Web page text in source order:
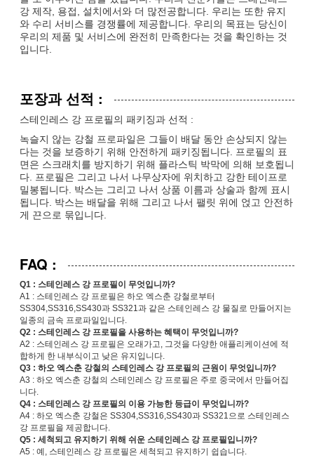
강 제작, 용접, 설치에서와 더 많전공합니다. 우리는 또한 유지
와 수리 서비스를 경쟁률에 제공합니다. 우리의 목표는 당신이
우리의 제품 및 서비스에 완전히 만족한다는 것을 확인하는 것
입니다.
포장과 선적 :
스테인레스 강 프로필의 패키징과 선적 :
녹슬지 않는 강철 프로파일은 그들이 배달 동안 손상되지 않는
다는 것을 보증하기 위해 안전하게 패키징됩니다. 프로필의 표
면은 스크래치를 방지하기 위해 플라스틱 박막에 의해 보호됩니
다. 프로필은 그리고 나서 나무상자에 위치하고 강한 테이프로
밀봉됩니다. 박스는 그리고 나서 상품 이름과 상술과 함께 표시
됩니다. 박스는 배달을 위해 그리고 나서 팰릿 위에 얹고 안전하
게 끈으로 묶입니다.
FAQ :
Q1 : 스테인레스 강 프로필이 무엇입니까?
A1 : 스테인레스 강 프로필은 하오 엑스춘 강철로부터
SS304,SS316,SS430과 SS321과 같은 스테인레스 강 물질로 만들어지는
일종의 금속 프로파일입니다.
Q2 : 스테인레스 강 프로필을 사용하는 혜택이 무엇입니까?
A2 : 스테인레스 강 프로필은 오래가고, 그것을 다양한 애플리케이션에 적
합하게 한 내부식이고 낮은 유지입니다.
Q3 : 하오 엑스춘 강철의 스테인레스 강 프로필의 근원이 무엇입니까?
A3 : 하오 엑스춘 강철의 스테인레스 강 프로필은 주로 중국에서 만들어집
니다.
Q4 : 스테인레스 강 프로필의 이용 가능한 등급이 무엇입니까?
A4 : 하오 엑스춘 강철은 SS304,SS316,SS430과 SS321으로 스테인레스
강 프로필을 제공합니다.
Q5 : 세척되고 유지하기 위해 쉬운 스테인레스 강 프로필입니까?
A5 : 예, 스테인레스 강 프로필은 세척되고 유지하기 쉽습니다.